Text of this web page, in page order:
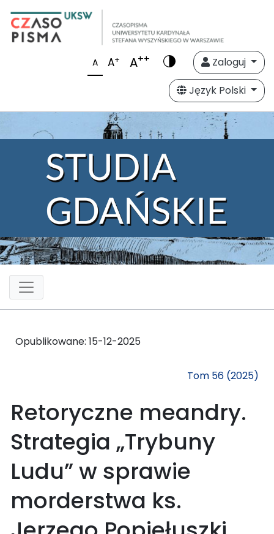
A A+ A++
Zaloguj
Język Polski
Opublikowane: 15-12-2025
Tom 56 (2025)
Retoryczne meandry.
Strategia „Trybuny
Ludu” w sprawie
morderstwa ks.